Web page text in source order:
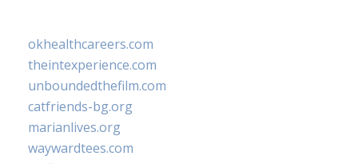
okhealthcareers.com
theintexperience.com
unboundedthefilm.com
catfriends-bg.org
marianlives.org
waywardtees.com